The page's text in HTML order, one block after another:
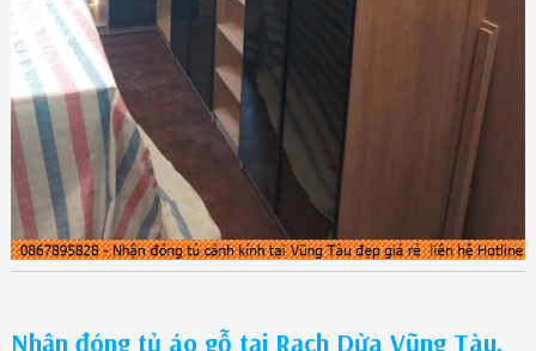
Nhận đóng tủ áo gỗ tại Rạch Dừa Vũng Tàu,